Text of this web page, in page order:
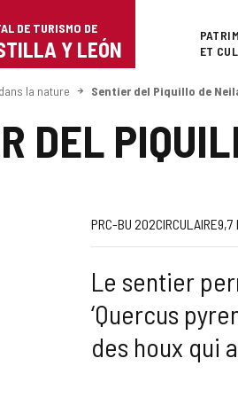
DE TURISMO DE
Y LEÓN
ET
la nature Sentier del Piquillo de
DEL
Code
la
route
PRC-BU 202
TrajetCIRCULAIRE
Longueur 9,7
Dénivellation
Difficulté
la
route
Web
Le sentier
‘Quercus
des houx qui